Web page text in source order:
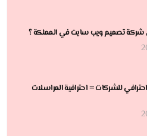
تصميم ويب سايت في المملكة ؟
للشركات = احترافية المراسلات